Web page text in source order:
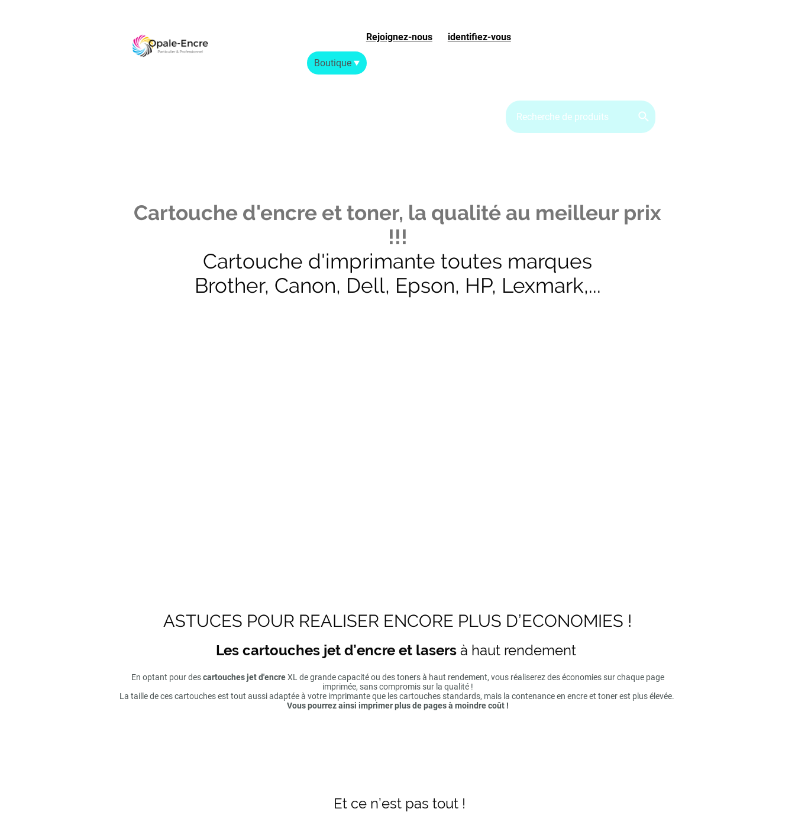
Rejoignez-nousou identifiez-vous
Boutique
Cartouche d'encre et toner, la qualité au meilleur prix
!!!
Cartouche d'imprimante toutes marques
Brother, Canon, Dell, Epson, HP, Lexmark,...
ASTUCES POUR REALISER ENCORE PLUS D’ECONOMIES !
Les cartouches jet d’encre et lasersà haut rendement
En optant pour descartouches jet d'encreXL de grande capacité ou des toners à haut rendement, vous réaliserez des économies sur chaque page
imprimée, sans compromis sur la qualité !
La taille de ces cartouches est tout aussi adaptée à votre imprimante que les cartouches standards, mais la contenance en encre et toner est plus élevée.
Vous pourrez ainsi imprimer plus de pages à moindre coût !
Et ce n’est pas tout !